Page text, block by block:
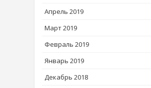
Апрель 2019
Март 2019
Февраль 2019
Январь 2019
Декабрь 2018